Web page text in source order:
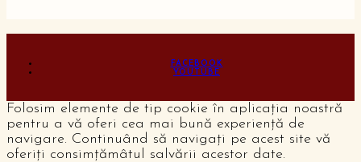
FACEBOOK
YOUTUBE
Folosim elemente de tip cookie în aplicația noastră
pentru a vă oferi cea mai bună experiență de
navigare. Continuând să navigați pe acest site vă
oferiți consimțămâtul salvării acestor date.